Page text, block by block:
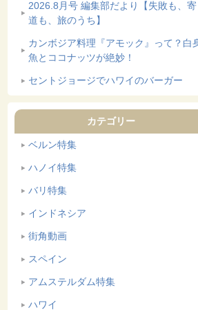
2026.8月号 編集部だより【失敗も、
道も、旅のうち】
カンボジア料理『アモック』って？白
魚とココナッツが絶妙！
セントジョージでハワイのバーガー
カテゴリー
ベルン特集
ハノイ特集
バリ特集
インドネシア
街角動画
スペイン
アムステルダム特集
ハワイ